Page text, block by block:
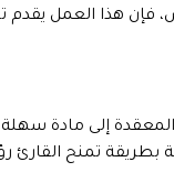
فإن هذا العمل يقدم
إلى مادة سهلة
بطريقة تمنح القارئ